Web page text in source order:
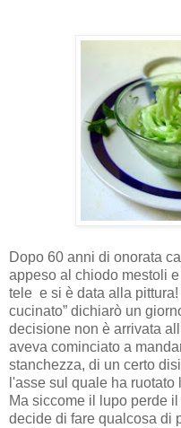
Dopo 60 anni di onorata
appeso al chiodo mestoli
tele e si è data alla
cucinato” dichiarò un
decisione non è arrivata
aveva cominciato a
stanchezza, di un certo
l'asse sul quale ha
Ma siccome il lupo perde
decide di fare qualcosa di